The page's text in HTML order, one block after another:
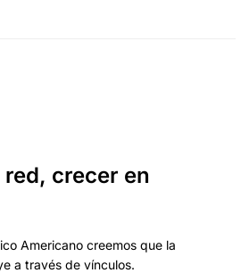
crecer en
Americano creemos que la
a través de vínculos.